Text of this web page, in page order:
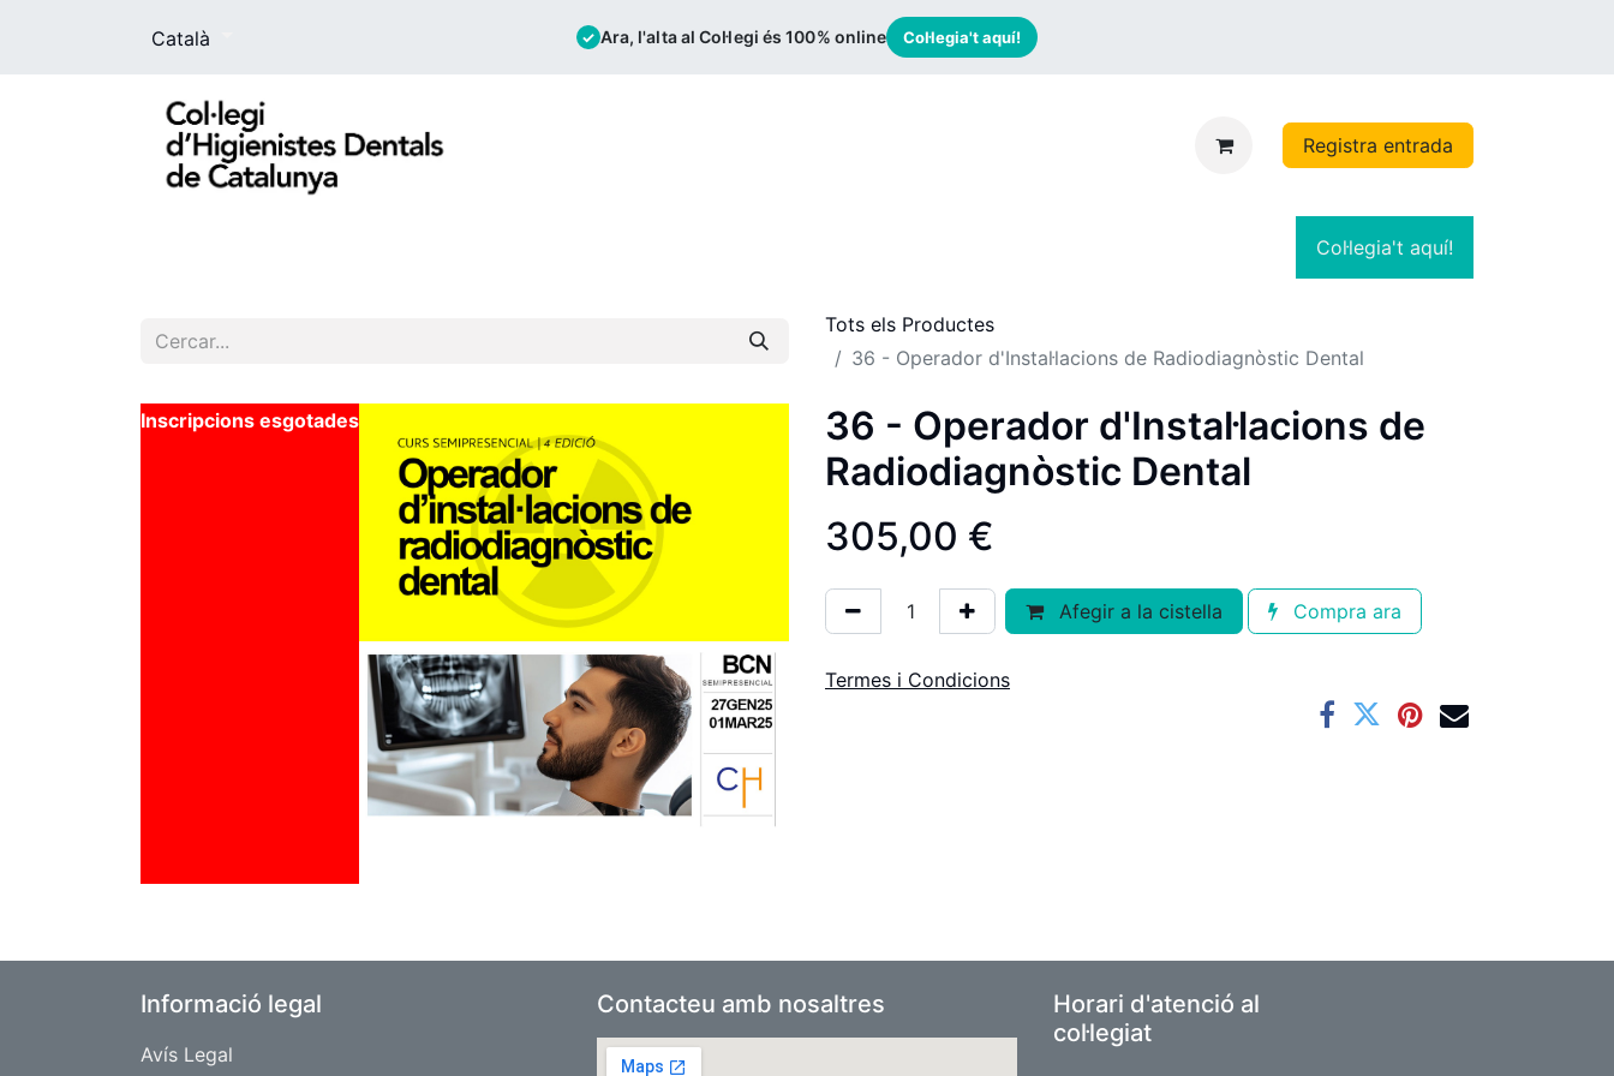
Català ✓ Ara, l'alta al Col·legi és 100% online Col·legia't aquí!
Registra entrada
Col·legia't aquí!
Tots els Productes
36 - Operador d'Instal·lacions de Radiodiagnòstic Dental
Inscripcions esgotades
36 - Operador d'Instal·lacions de
Radiodiagnòstic Dental
305,00 €
Afegir a la cistella Compra ara
Termes i Condicions
Informació legal
Avís Legal
Contacteu amb nosaltres
Horari d'atenció al
col·legiat